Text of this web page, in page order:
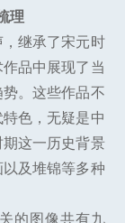
理
继承了宋元时
品中展现了当
。这些作品不
色，无疑是中
这一历史背景
及堆锦等多种
的图像共有九